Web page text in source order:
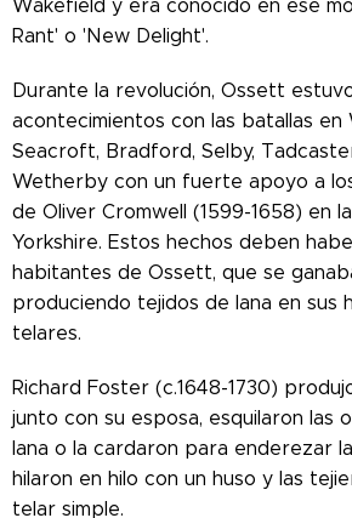
Wakefield y era conocido en ese
Rant' o 'New Delight'.
Durante la revolución, Ossett
acontecimientos con las batallas en
Seacroft, Bradford, Selby,
Wetherby con un fuerte apoyo a
de Oliver Cromwell (1599-1658) en
Yorkshire. Estos hechos deben
habitantes de Ossett, que se
produciendo tejidos de lana en sus
telares.
Richard Foster (c.1648-1730)
junto con su esposa, esquilaron las
lana o la cardaron para enderezar
hilaron en hilo con un huso y las
telar simple.